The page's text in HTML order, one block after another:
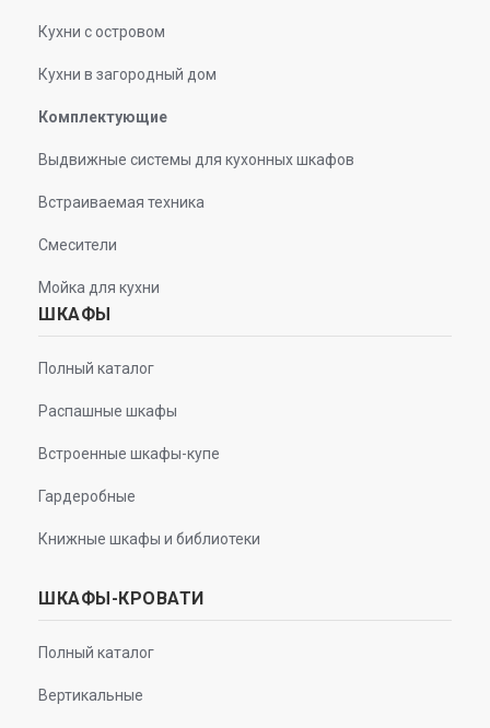
Кухни с островом
Кухни в загородный дом
Комплектующие
Выдвижные системы для кухонных шкафов
Встраиваемая техника
Смесители
Мойка для кухни
ШКАФЫ
Полный каталог
Распашные шкафы
Встроенные шкафы-купе
Гардеробные
Книжные шкафы и библиотеки
ШКАФЫ-КРОВАТИ
Полный каталог
Вертикальные